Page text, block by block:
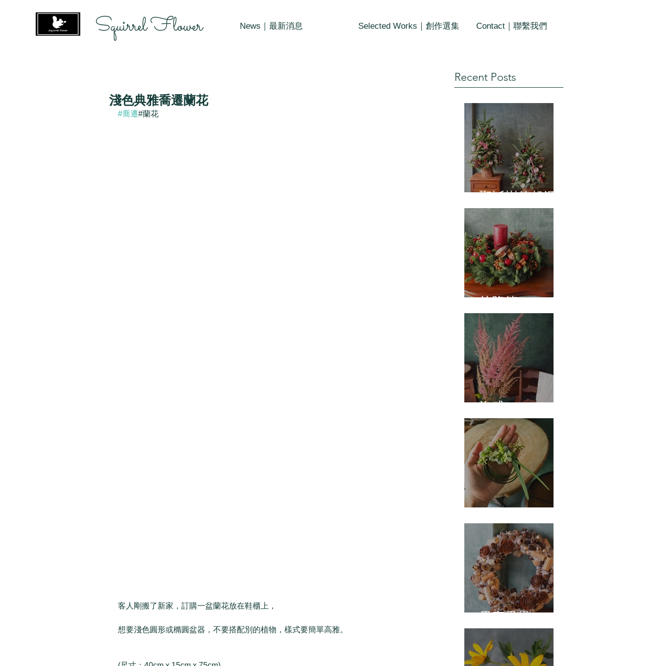
Squirrel Flower News｜最新消息 Selected Works｜創作選集 Contact｜聯繫我們
淺色典雅喬遷蘭花
#喬遷#蘭花
客人剛搬了新家，訂購一盆蘭花放在鞋櫃上，
想要淺色圓形或橢圓盆器，不要搭配別的植物，樣式要簡單高雅。
Recent Posts
聖誕樹的起源
待降節
泡盛
果實壘壘